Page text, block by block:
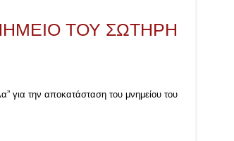
ΤΟΥ ΣΩΤΗΡΗ
για την αποκατάσταση του μνημείου του